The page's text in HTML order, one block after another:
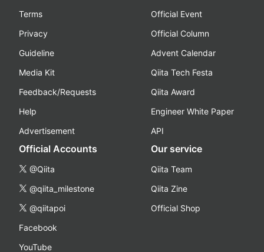
Terms
Privacy
Guideline
Media Kit
Feedback/Requests
Help
Advertisement
Official Event
Official Column
Advent Calendar
Qiita Tech Festa
Qiita Award
Engineer White Paper
API
Official Accounts
@Qiita
@qiita_milestone
@qiitapoi
Facebook
YouTube
Our service
Qiita Team
Qiita Zine
Official Shop